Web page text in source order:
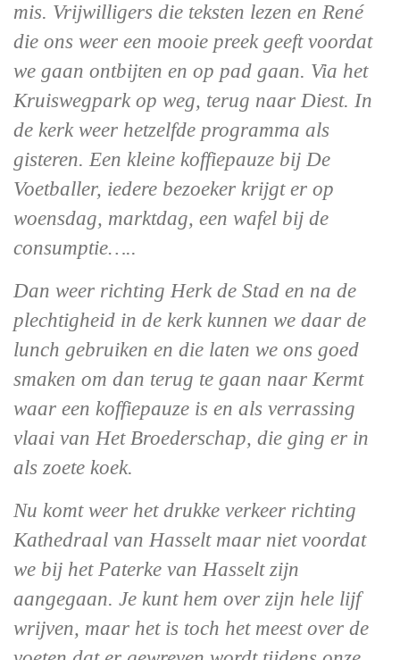
mis. Vrijwilligers die teksten lezen en René
die ons weer een mooie preek geeft voordat
we gaan ontbijten en op pad gaan. Via het
Kruiswegpark op weg, terug naar Diest. In
de kerk weer hetzelfde programma als
gisteren. Een kleine koffiepauze bij De
Voetballer, iedere bezoeker krijgt er op
woensdag, marktdag, een wafel bij de
consumptie…..
Dan weer richting Herk de Stad en na de
plechtigheid in de kerk kunnen we daar de
lunch gebruiken en die laten we ons goed
smaken om dan terug te gaan naar Kermt
waar een koffiepauze is en als verrassing
vlaai van Het Broederschap, die ging er in
als zoete koek.
Nu komt weer het drukke verkeer richting
Kathedraal van Hasselt maar niet voordat
we bij het Paterke van Hasselt zijn
aangegaan. Je kunt hem over zijn hele lijf
wrijven, maar het is toch het meest over de